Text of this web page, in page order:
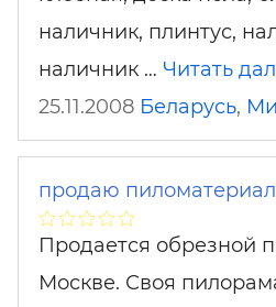
наличник, плинтус,
наличник … Читать
25.11.2008 Беларусь,
продаю пиломатериал
Продается обрезной
Москве. Своя